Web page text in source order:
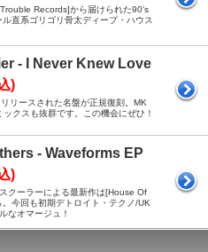
Records]から届けられた90’s
直系ゴリゴリ骨太ディープ・ハウス
- I Never Knew Love
)
リースされた名盤が正規復刻。MK
ックスも抜群です。この機会にぜひ！
- Waveforms EP
)
クーラーによる最新作は[House Of
今回も初期デトロイト・テクノ/UK
なオマージュ！